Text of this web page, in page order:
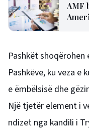
AMF
Pashkët shoqërohen
Pashkëve, ku veza e
e ëmbëlsisë dhe
Një tjetër element i
ndizet nga kandili i